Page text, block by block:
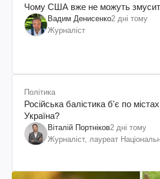
Чому США вже не можуть
Вадим Денисенко2 дні тому
Журналіст
Політика
Російська балістика б'є по
Україна?
Віталій Портніков2 дні тому
Журналіст, лауреат